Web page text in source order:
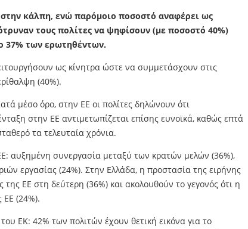
κάλπη, ενώ παρόμοιο ποσοστό αναφέρει ως
τους πολίτες να ψηφίσουν (με ποσοστό 40%)
37% των ερωτηθέντων.
ως κίνητρα ώστε να συμμετάσχουν στις
(40%).
μέσο όρο, στην ΕΕ οι πολίτες δηλώνουν ότι
στην ΕΕ αντιμετωπίζεται επίσης ευνοϊκά, καθώς επτά
τα τελευταία χρόνια.
αυξημένη συνεργασία μεταξύ των κρατών μελών (36%),
εργασίας (24%). Στην Ελλάδα, η προστασία της ειρήνης
ΕΕ στη δεύτερη (36%) και ακολουθούν το γεγονός ότι η
ΕΕ (24%).
ΕΚ: 42% των πολιτών έχουν θετική εικόνα για το